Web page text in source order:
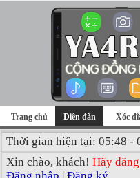
Trang chủ Diễn đàn Xóc
Thời gian hiện tại: 05:48 -
Xin chào, khách! Hãy